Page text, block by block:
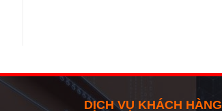
DỊCH VỤ KHÁCH HÀNG